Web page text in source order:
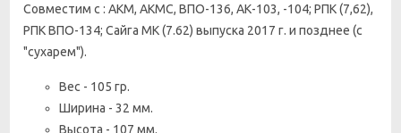
Совместим с : АКМ, АКМС, ВПО-136, АК-103, -104; РПК (7,62),
РПК ВПО-134; Сайга МК (7.62) выпуска 2017 г. и позднее (с
"сухарем").
Вес - 105 гр.
Ширина - 32 мм.
Высота - 107 мм.